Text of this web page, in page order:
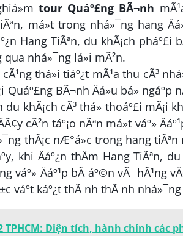
tour Quáº£ng BÃ¬nh
má»t trong nhá»¯ng hang
Hang TiÃªn, du khÃ¡ch
nhá»¯ng lá»i mÃ²n.
cÃ¹ng thá»i tiáº¿t mÃ¹a thu cÃ³
Quáº£ng BÃ¬nh Äá»u bá»
khÃ¡ch cÃ³ thá» thoáº£i mÃ¡i
cÃ²n táº¡o nÃªn má»t váº»
thÃ¡c nÆ°á»c trong hang
khi Äáº¿n thÄm Hang TiÃªn,
váº» Äáº¹p bÃ­ áº©n vÃ hÃ¹ng
váº­t káº¿t thÃ nh thÃ nh nhá»¯ng
TPHCM: Diện tích, hành chính các